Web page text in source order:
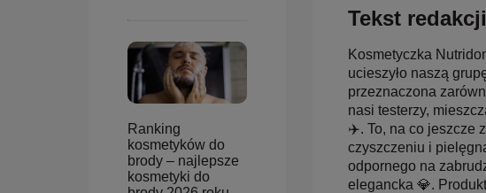
Ranking
kosmetyków do
brody – najlepsze
kosmetyki do
Tekst
Kosmetyczka
ucieszyło naszą
przeznaczona
nasi testerzy,
✈️. To, na co jeszcze
czyszczeniu i
odpornego na
elegancka 💎.